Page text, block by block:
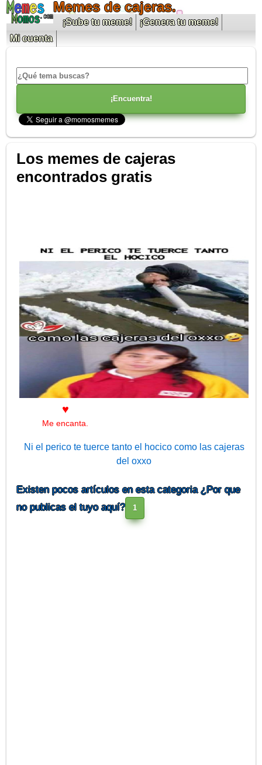
Memes de cajeras.
¡Sube tu meme!
¡Genera tu meme!
Mi cuenta
Los memes de cajeras
encontrados gratis
♥
Me encanta.
Ni el perico te tuerce tanto el hocico como las cajeras
del oxxo
Esas te lo tuercen de mas, las cajeras pues o sea el ocico no
otra cosa.
Existen pocos artículos en esta categoria ¿Por que
no publicas el tuyo aquí?
1